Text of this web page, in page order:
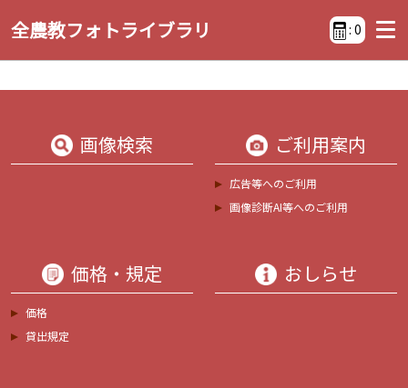
全農教フォトライブラリ : 0
画像検索 ご利用案内
広告等へのご利用
画像診断AI等へのご利用
価格・規定
価格
貸出規定
おしらせ